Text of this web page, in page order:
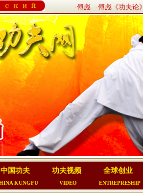
·傅彪 ·傅彪《功夫论》
中国功夫
KUNGFU
功夫视频
VIDEO
全球创业
ENTREPRESHIP